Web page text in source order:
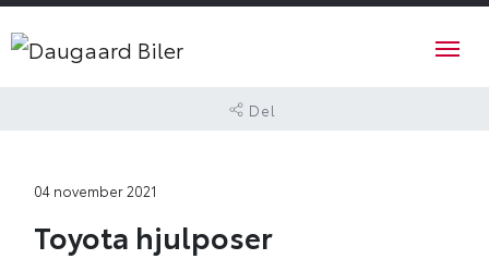
Del
04 november 2021
Toyota hjulposer